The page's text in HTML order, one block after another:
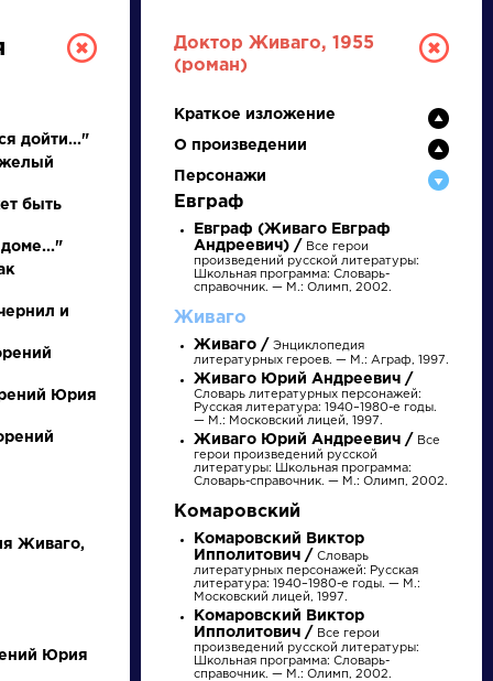
РУССКАЯ
ЛИТЕРАТУРА
ДЛЯ ПРЕЗЕНТАЦИЙ,
УРОКОВ И ЕГЭ
А Е Ж З И К Л
дойти..."
быть
доме..."
и
Юрия
Живаго,
Юрия
Доктор Живаго, 1955
(роман)
Краткое изложение
О произведении
Персонажи
Евграф
Евграф (Живаго Евграф
Андреевич) / Все герои
произведений русской литературы:
Школьная программа: Словарь-
справочник. — М.: Олимп, 2002.
Живаго
Живаго / Энциклопедия
литературных героев. — М.: Аграф, 1997.
Живаго Юрий Андреевич /
Словарь литературных персонажей:
Русская литература: 1940–1980-е годы.
— М.: Московский лицей, 1997.
Живаго Юрий Андреевич / Все
герои произведений русской
литературы: Школьная программа:
Словарь-справочник. — М.: Олимп, 2002.
Комаровский
Комаровский Виктор
Ипполитович / Словарь
литературных персонажей: Русская
литература: 1940–1980-е годы. — М.:
Московский лицей, 1997.
Комаровский Виктор
Ипполитович / Все герои
произведений русской литературы:
Школьная программа: Словарь-
справочник. — М.: Олимп, 2002.